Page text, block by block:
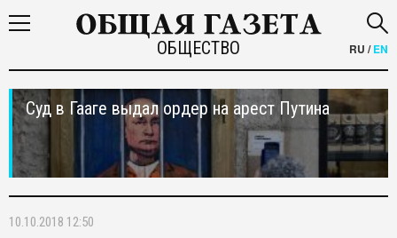
ОБЩЕСТВО RU /EN
Суд в Гааге выдал ордер на арест Путина
10.10.2018 12:50